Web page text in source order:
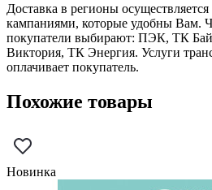
Доставка в регионы
кампаниями, которые удобны Вам.
покупатели выбирают: ПЭК, ТК
Виктория, ТК Энергия. Услуги
оплачивает покупатель.
Похожие товары
Новинка